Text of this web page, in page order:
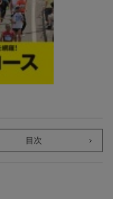
目次